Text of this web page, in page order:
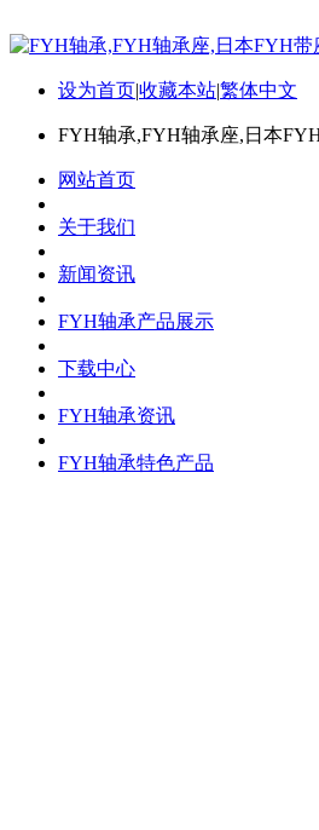
设为首页|收藏本站|繁体中文
FYH轴承,FYH轴承座,日本
网站首页
关于我们
新闻资讯
FYH轴承产品展示
下载中心
FYH轴承资讯
FYH轴承特色产品